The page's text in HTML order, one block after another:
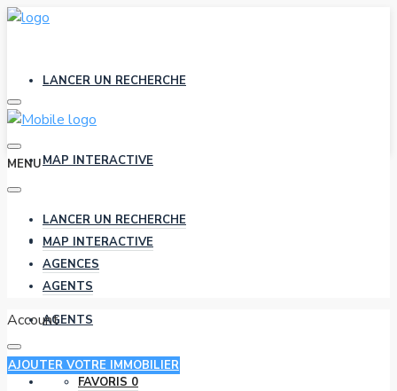
LANCER UN RECHERCHE
MAP INTERACTIVE
AGENCES
AGENTS
FAVORIS 0
MENU
LANCER UN RECHERCHE
MAP INTERACTIVE
AGENCES
AGENTS
Account
AJOUTER VOTRE IMMOBILIER